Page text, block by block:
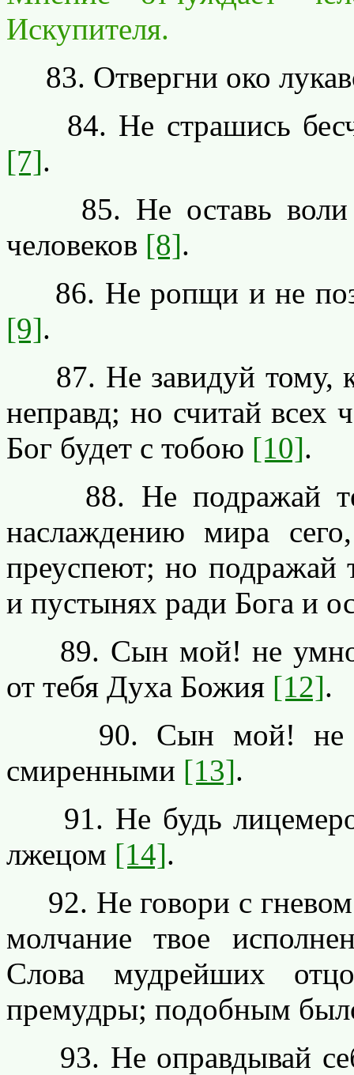
Искупителя.
83. Отвергни око
84. Не страшись
[7].
85. Не оставь воли
человеков [8].
86. Не ропщи и не
[9].
87. Не завидуй тому,
неправд; но считай всех
Бог будет с тобою [10].
88. Не подражай
наслаждению мира
преуспеют; но подражай
и пустынях ради Бога и
89. Сын мой! не
от тебя Духа Божия [12].
90. Сын мой! не
смиренными [13].
91. Не будь
лжецом [14].
92. Не говори с
молчание твое
Слова мудрейших
премудры; подобным
93. Не оправдывай